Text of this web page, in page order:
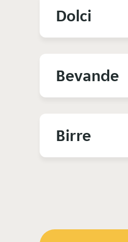
Dolci
Bevande
Birre